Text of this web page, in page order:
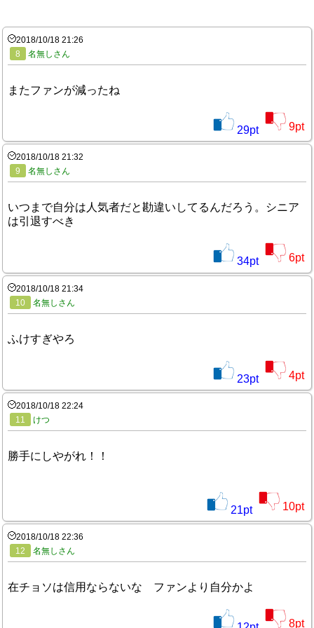
2018/10/18 21:26
8
名無しさん
またファンが減ったね
29pt 9pt
2018/10/18 21:32
9
名無しさん
いつまで自分は人気者だと勘違いしてるんだろう。シニア
は引退すべき
34pt 6pt
2018/10/18 21:34
10
名無しさん
ふけすぎやろ
23pt 4pt
2018/10/18 22:24
11
けつ
勝手にしやがれ！！
21pt 10pt
2018/10/18 22:36
12
名無しさん
在チョソは信用ならないな ファンより自分かよ
8pt